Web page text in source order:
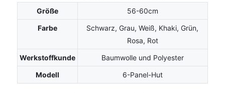
Größe
56-60cm
Farbe
Schwarz, Grau, Weiß, Khaki, Grün,
Rosa, Rot
Werkstoffkunde
Baumwolle und Polyester
Modell
6-Panel-Hut